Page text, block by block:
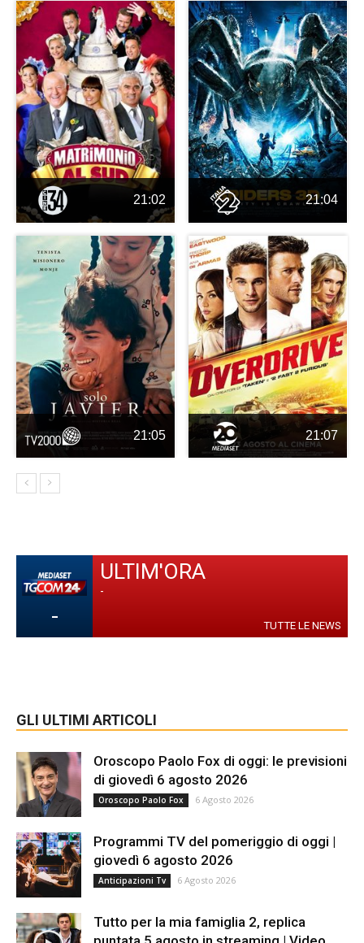
21:02 21:04
21:05 21:07
-
ULTIM'ORA
-
TUTTE LE NEWS
GLI ULTIMI ARTICOLI
Oroscopo Paolo Fox di oggi: le previsioni
di giovedì 6 agosto 2026
Oroscopo Paolo Fox 6 Agosto 2026
Programmi TV del pomeriggio di oggi |
giovedì 6 agosto 2026
Anticipazioni Tv 6 Agosto 2026
Tutto per la mia famiglia 2, replica